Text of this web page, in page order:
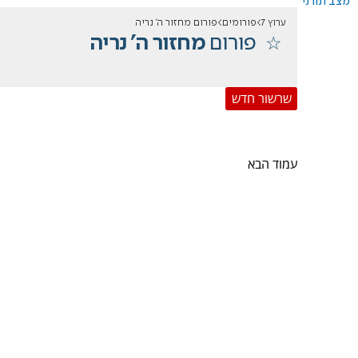
ערוץ 7 פורומים פורום מחזור ה' נריה
פורוםמחזור ה' נריה
שרשור חדש
עמוד הבא